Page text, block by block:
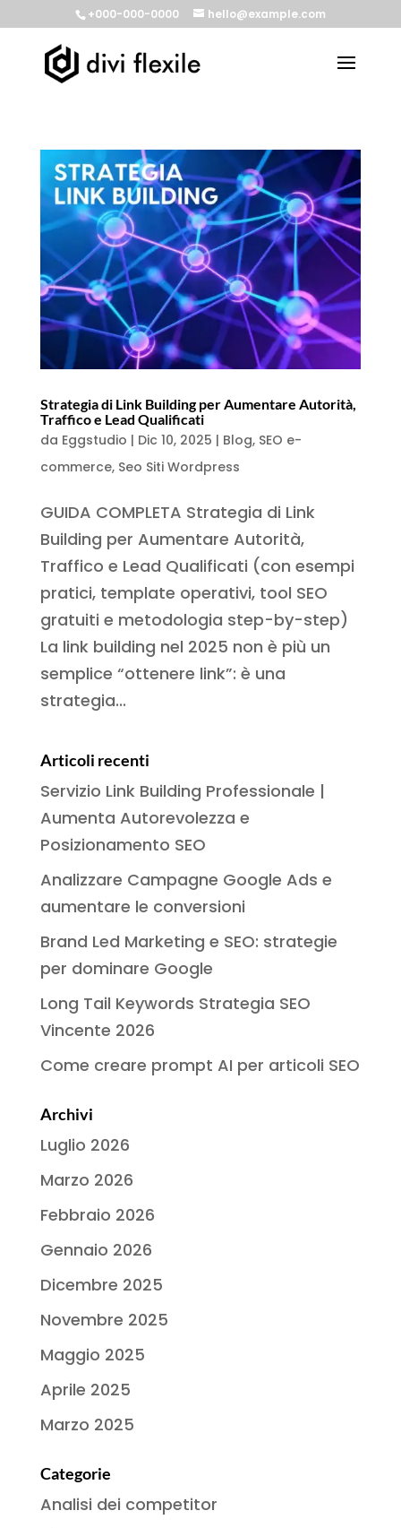
+000-000-0000 hello@example.com
Strategia di Link Building per Aumentare Autorità,
Traffico e Lead Qualificati
da Eggstudio | Dic 10, 2025 | Blog, SEO e-
commerce, Seo Siti Wordpress
GUIDA COMPLETA Strategia di Link
Building per Aumentare Autorità,
Traffico e Lead Qualificati (con esempi
pratici, template operativi, tool SEO
gratuiti e metodologia step-by-step)
La link building nel 2025 non è più un
semplice “ottenere link”: è una
strategia...
Articoli recenti
Servizio Link Building Professionale |
Aumenta Autorevolezza e
Posizionamento SEO
Analizzare Campagne Google Ads e
aumentare le conversioni
Brand Led Marketing e SEO: strategie
per dominare Google
Long Tail Keywords Strategia SEO
Vincente 2026
Come creare prompt AI per articoli SEO
Archivi
Luglio 2026
Marzo 2026
Febbraio 2026
Gennaio 2026
Dicembre 2025
Novembre 2025
Maggio 2025
Aprile 2025
Marzo 2025
Categorie
Analisi dei competitor